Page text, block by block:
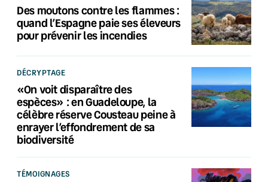
Des moutons contre les flammes :
quand l’Espagne paie ses éleveurs
pour prévenir les incendies
DÉCRYPTAGE
«On voit disparaître des
espèces» : en Guadeloupe, la
célèbre réserve Cousteau peine à
enrayer l’effondrement de sa
biodiversité
TÉMOIGNAGES